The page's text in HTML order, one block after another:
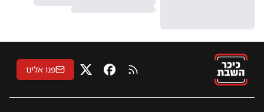
RSS פייסבוקX פנו אלינו